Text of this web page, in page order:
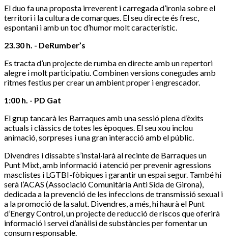
El duo fa una proposta irreverent i carregada d’ironia sobre el
territori i la cultura de comarques. El seu directe és fresc,
espontani i amb un toc d’humor molt característic.
23.30 h. - DeRumber’s
Es tracta d’un projecte de rumba en directe amb un repertori
alegre i molt participatiu. Combinen versions conegudes amb
ritmes festius per crear un ambient proper i engrescador.
1:00 h. - PD Gat
El grup tancarà les Barraques amb una sessió plena d’èxits
actuals i clàssics de totes les èpoques. El seu xou inclou
animació, sorpreses i una gran interacció amb el públic.
Divendres i dissabte s’instal·larà al recinte de Barraques un
Punt Mixt, amb informació i atenció per prevenir agressions
masclistes i LGTBI-fòbiques i garantir un espai segur. També hi
serà l’ACAS (Associació Comunitària Anti Sida de Girona),
dedicada a la prevenció de les infeccions de transmissió sexual i
a la promoció de la salut. Divendres, a més, hi haurà el Punt
d’Energy Control, un projecte de reducció de riscos que oferirà
informació i servei d’anàlisi de substàncies per fomentar un
consum responsable.